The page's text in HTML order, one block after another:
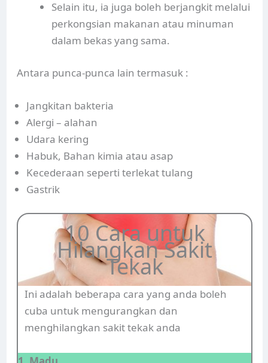
Selain itu, ia juga boleh berjangkit melalui
perkongsian makanan atau minuman
dalam bekas yang sama.
Antara punca-punca lain termasuk :
Jangkitan bakteria
Alergi – alahan
Udara kering
Habuk, Bahan kimia atau asap
Kecederaan seperti terlekat tulang
Gastrik
10 Cara untuk
Hilangkan Sakit
Tekak
Ini adalah beberapa cara yang anda boleh
cuba untuk mengurangkan dan
menghilangkan sakit tekak anda